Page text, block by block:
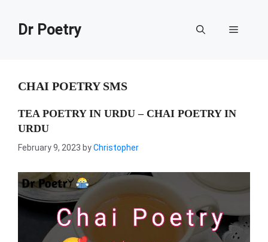
contentDr Poetry Menu
CHAI POETRY SMS
TEA POETRY IN URDU – CHAI POETRY IN
URDU
February 9, 2023 byChristopher